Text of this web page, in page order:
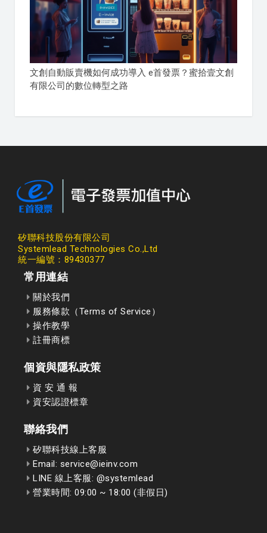
文創自動販賣機如何成功導入 e首發票？蜜拾壹文創
有限公司的數位轉型之路
矽聯科技股份有限公司
Systemlead Technologies Co.,Ltd
統一編號：89430377
常用連結
關於我們
服務條款（Terms of Service）
操作教學
註冊商標
個資與隱私政策
資 安 通 報
資安認證標章
聯絡我們
矽聯科技線上客服
Email: service@ieinv.com
LINE 線上客服: @systemlead
營業時間: 09:00 ~ 18:00 (非假日)